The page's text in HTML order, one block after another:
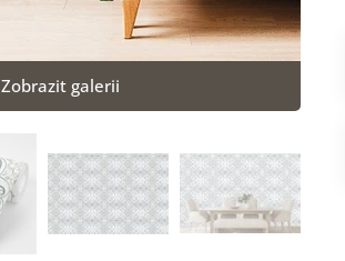
Zobrazit galerii